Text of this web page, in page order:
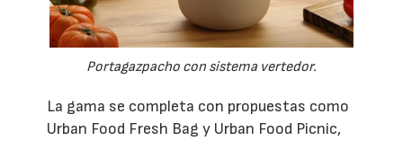
Portagazpacho con sistema vertedor.
La gama se completa con propuestas como
Urban Food Fresh Bag y Urban Food Picnic,